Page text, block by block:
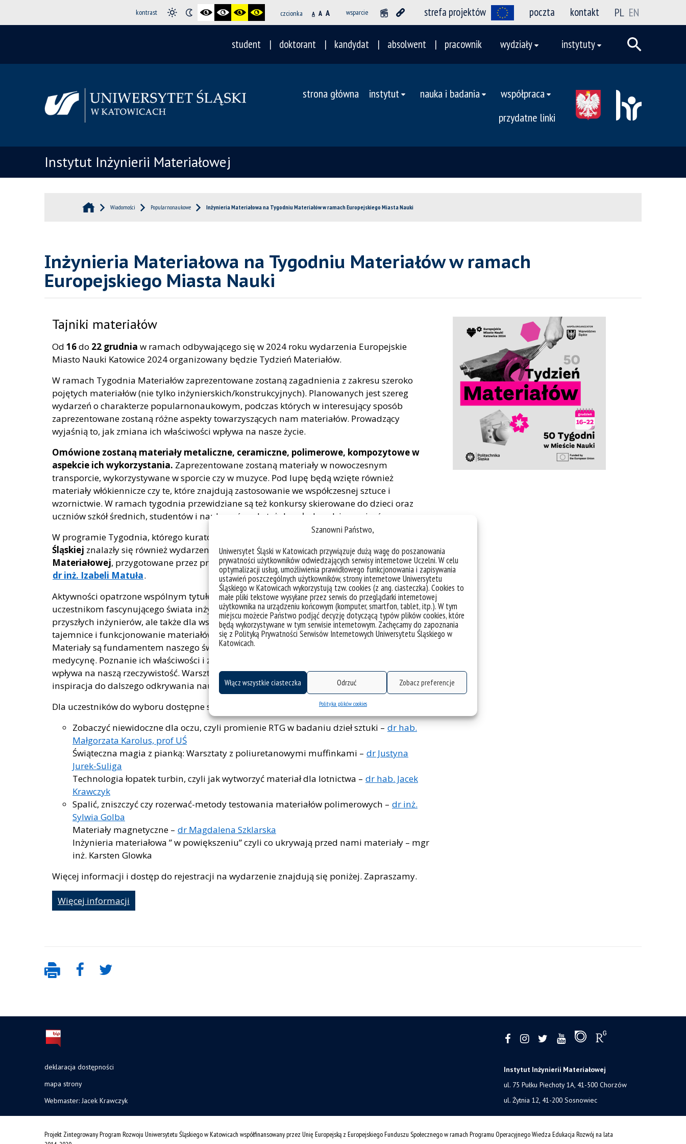
Szanowni Państwo,
Uniwersytet Śląski w Katowicach przywiązuje dużą wagę do poszanowania
prywatności użytkowników odwiedzających serwisy internetowe Uczelni. W celu
optymalizacji usług, umożliwienia prawidłowego funkcjonowania i zapisywania
ustawień poszczególnych użytkowników, strony internetowe Uniwersytetu
Śląskiego w Katowicach wykorzystują tzw. cookies (z ang. ciasteczka). Cookies to
małe pliki tekstowe wysyłane przez serwis do przeglądarki internetowej
użytkownika na urządzeniu końcowym (komputer, smartfon, tablet, itp.). W tym
miejscu możecie Państwo podjąć decyzję dotyczącą typów plików cookies, które
będą wykorzystywane w tym serwisie internetowym. Zachęcamy do zapoznania
się z Polityką Prywatności Serwisów Internetowych Uniwersytetu Śląskiego w
Katowicach.
Włącz wszystkie ciasteczka Odrzuć Zobacz preferencje
Polityka plików cookies
kontrast czcionka A A A wsparcie strefa projektów poczta kontakt PL EN
student doktorant kandydat absolwent pracownik wydziały instytuty
strona główna instytut nauka i badania
współpraca
przydatne linki
Instytut Inżynierii Materiałowej
Wiadomości Popularnonaukowe Inżynieria Materiałowa na Tygodniu Materiałów w ramach Europejskiego Miasta Nauki
Inżynieria Materiałowa na Tygodniu Materiałów w ramach
Europejskiego Miasta Nauki
Tajniki materiałów
Od 16do 22 grudnia w ramach odbywającego się w 2024 roku wydarzenia Europejskie
Miasto Nauki Katowice 2024 organizowany będzie Tydzień Materiałów.
W ramach Tygodnia Materiałów zaprezentowane zostaną zagadnienia z zakresu szeroko
pojętych materiałów (nie tylko inżynierskich/konstrukcyjnych). Planowanych jest szereg
wydarzeń o charakterze popularnonaukowym, podczas których w interesujący sposób
zaprezentowane zostaną różne aspekty towarzyszących nam materiałów. Prowadzący
wyjaśnią to, jak zmiana ich właściwości wpływa na nasze życie.
Omówione zostaną materiały metaliczne, ceramiczne, polimerowe, kompozytowe w
aspekcie ich wykorzystania. Zaprezentowane zostaną materiały w nowoczesnym
transporcie, wykorzystywane w sporcie czy w muzyce. Pod lupę będą wzięte również
materiały włókiennicze czy te, które znajdują zastosowanie we współczesnej sztuce i
wzornictwie. W ramach tygodnia przewidziane są też konkursy skierowane do dzieci oraz
uczniów szkół średnich, studentów i naukowców, ale też do całych rodzin, seniorów.
W programie Tygodnia, którego kuratorem jest
dr inż. Tomasz Pawlik z Politechniki
Śląskiej znalazły się również wydarzenia organizowane przezInstytut Inżynierii
Materiałowej, przygotowane przez pracowników naszego Instytutu pod przewodnictwem
dr inż. Izabeli Matuła.
Aktywności opatrzone wspólnym tytułem„Tajniki materiałów”będą miały na celu odkrycie
uczestnikom fascynującego świata inżynierii materiałowej. To wyjątkowa okazja dla
przyszłych inżynierów, ale także dla wszystkich ciekawych świata dorosłych, aby poznać
tajemnice i funkcjonowanie materiałów, które otaczają nas na co dzień.
Materiały są fundamentem naszego świata – od budownictwa, przez elektronikę, po
medycynę. Poznanie ich właściwości i zastosowań to klucz do zrozumienia, jak technologia
wpływa na naszą rzeczywistość. Warsztaty to nie tylko dawka praktycznej wiedzy, ale również
inspiracja do dalszego odkrywania nauki i technologii.
Dla uczestników do wyboru dostępne są dwie ścieżki:
Zobaczyć niewidoczne dla oczu, czyli promienie RTG w badaniu dzieł sztuki – dr hab.
Małgorzata Karolus, prof UŚ
Świąteczna magia z pianką: Warsztaty z poliuretanowymi muffinkami – dr Justyna
Jurek-Suliga
Technologia łopatek turbin, czyli jak wytworzyć materiał dla lotnictwa – dr hab. Jacek
Krawczyk
Spalić, zniszczyć czy rozerwać-metody testowania materiałów polimerowych – dr inż.
Sylwia Golba
Materiały magnetyczne – dr Magdalena Szklarska
Inżynieria materiałowa ” w powiększeniu” czyli co ukrywają przed nami materiały – mgr
inż. Karsten Glowka
Więcej informacji i dostęp do rejestracji na wydarzenie znajdują się poniżej. Zapraszamy.
Więcej informacji
deklaracja dostępności
mapa strony
Webmaster: Jacek Krawczyk
Instytut Inżynierii Materiałowej
ul. 75 Pułku Piechoty 1A, 41-500 Chorzów
ul. Żytnia 12, 41-200 Sosnowiec
Projekt Zintegrowany Program Rozwoju Uniwersytetu Śląskiego w Katowicach współfinansowany przez Unię Europejską z Europejskiego Funduszu Społecznego w ramach Programu Operacyjnego Wiedza Edukacja Rozwój na lata